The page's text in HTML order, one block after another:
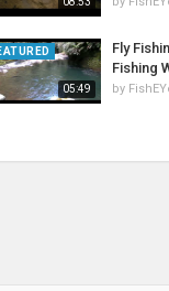
05:49
Fly
Fishing
by